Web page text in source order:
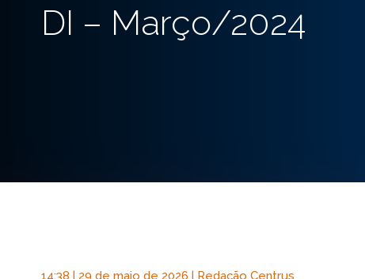
DI – Março/2024
14:38 | 29 de maio de 2026 | Redação Centrus